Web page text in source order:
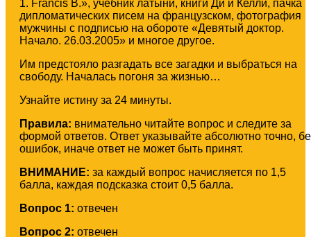
1. Francis B.», учебник латыни, книги Ди и Келли, пачка
дипломатических писем на французском, фотография
мужчины с подписью на обороте «Девятый доктор.
Начало. 26.03.2005» и многое другое.
Им предстояло разгадать все загадки и выбраться на
свободу. Началась погоня за жизнью…
Узнайте истину за 24 минуты.
Правила: внимательно читайте вопрос и следите за
формой ответов. Ответ указывайте абсолютно точно,
ошибок, иначе ответ не может быть принят.
ВНИМАНИЕ: за каждый вопрос начисляется по 1,5
балла, каждая подсказка стоит 0,5 баллa.
Вопрос 1: отвечен
Вопрос 2: отвечен